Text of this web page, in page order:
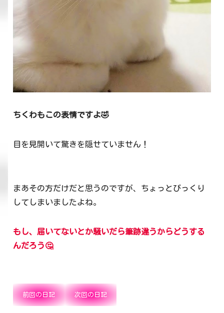
ちくわもこの表情ですよ🤣
目を見開いて驚きを隠せていません！
まあその方だけだと思うのですが、ちょっとびっくり
してしまいましたよね。
もし、届いてないとか騒いだら筆跡違うからどうする
んだろう🤔
前回の日記 次回の日記